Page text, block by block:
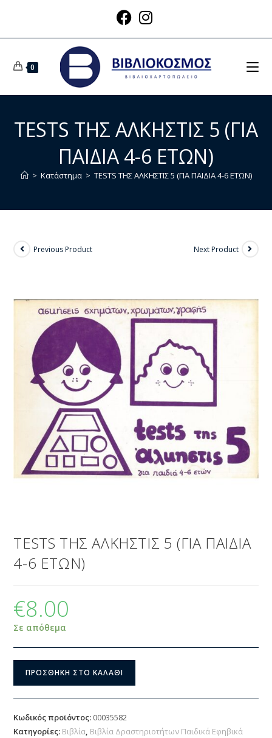
0
TESTS ΤΗΣ ΑΛΚΗΣΤΙΣ 5 (ΓΙΑ
ΠΑΙΔΙΑ 4-6 ΕΤΩΝ)
> Κατάστημα > TESTS ΤΗΣ ΑΛΚΗΣΤΙΣ 5 (ΓΙΑ ΠΑΙΔΙΑ 4-6 ΕΤΩΝ)
Previous Product Next Product
TESTS ΤΗΣ ΑΛΚΗΣΤΙΣ 5 (ΓΙΑ ΠΑΙΔΙΑ
4-6 ΕΤΩΝ)
€8.00
Σε απόθεμα
ΠΡΟΣΘΉΚΗ ΣΤΟ ΚΑΛΆΘΙ
Κωδικός προϊόντος: 00035582
Κατηγορίες: Βιβλία, Βιβλία Δραστηριοτήτων Παιδικά Εφηβικά